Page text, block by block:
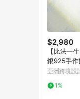
$2,980
【比法一
銀925手作
亞洲跨境設
1%